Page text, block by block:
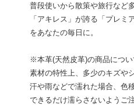
普段使いから散策や旅行など
「アキレス」が誇る「プレミ
をあなたの毎日に。
※本革(天然皮革)の商品につい
素材の特性上、多少のキズや
汗や雨などで濡れた場合、色
できるだけ濡らさないようご